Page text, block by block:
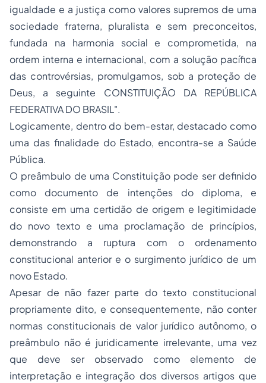
igualdade e a justiça como valores supremos de uma
sociedade fraterna, pluralista e sem preconceitos,
fundada na harmonia social e comprometida, na
ordem interna e internacional, com a solução pacífica
das controvérsias, promulgamos, sob a proteção de
Deus, a seguinte CONSTITUIÇÃO DA REPÚBLICA
FEDERATIVA DO BRASIL".
Logicamente, dentro do bem-estar, destacado como
uma das finalidade do Estado, encontra-se a Saúde
Pública.
O preâmbulo de uma Constituição pode ser definido
como documento de intenções do diploma, e
consiste em uma certidão de origem e legitimidade
do novo texto e uma proclamação de princípios,
demonstrando a ruptura com o ordenamento
constitucional anterior e o surgimento jurídico de um
novo Estado.
Apesar de não fazer parte do texto constitucional
propriamente dito, e consequentemente, não conter
normas constitucionais de valor jurídico autônomo, o
preâmbulo não é juridicamente irrelevante, uma vez
que deve ser observado como elemento de
interpretação e integração dos diversos artigos que